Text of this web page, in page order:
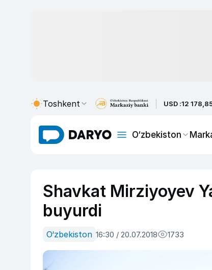
Toshkent USD :12
O‘zbekiston
Shavkat Mirziyoyev
buyurdi
O‘zbekiston 16:30 / 20.07.2018 1733